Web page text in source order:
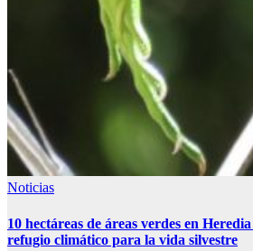
Noticias
10 hectáreas de áreas verdes en
refugio climático para la vida silvestre